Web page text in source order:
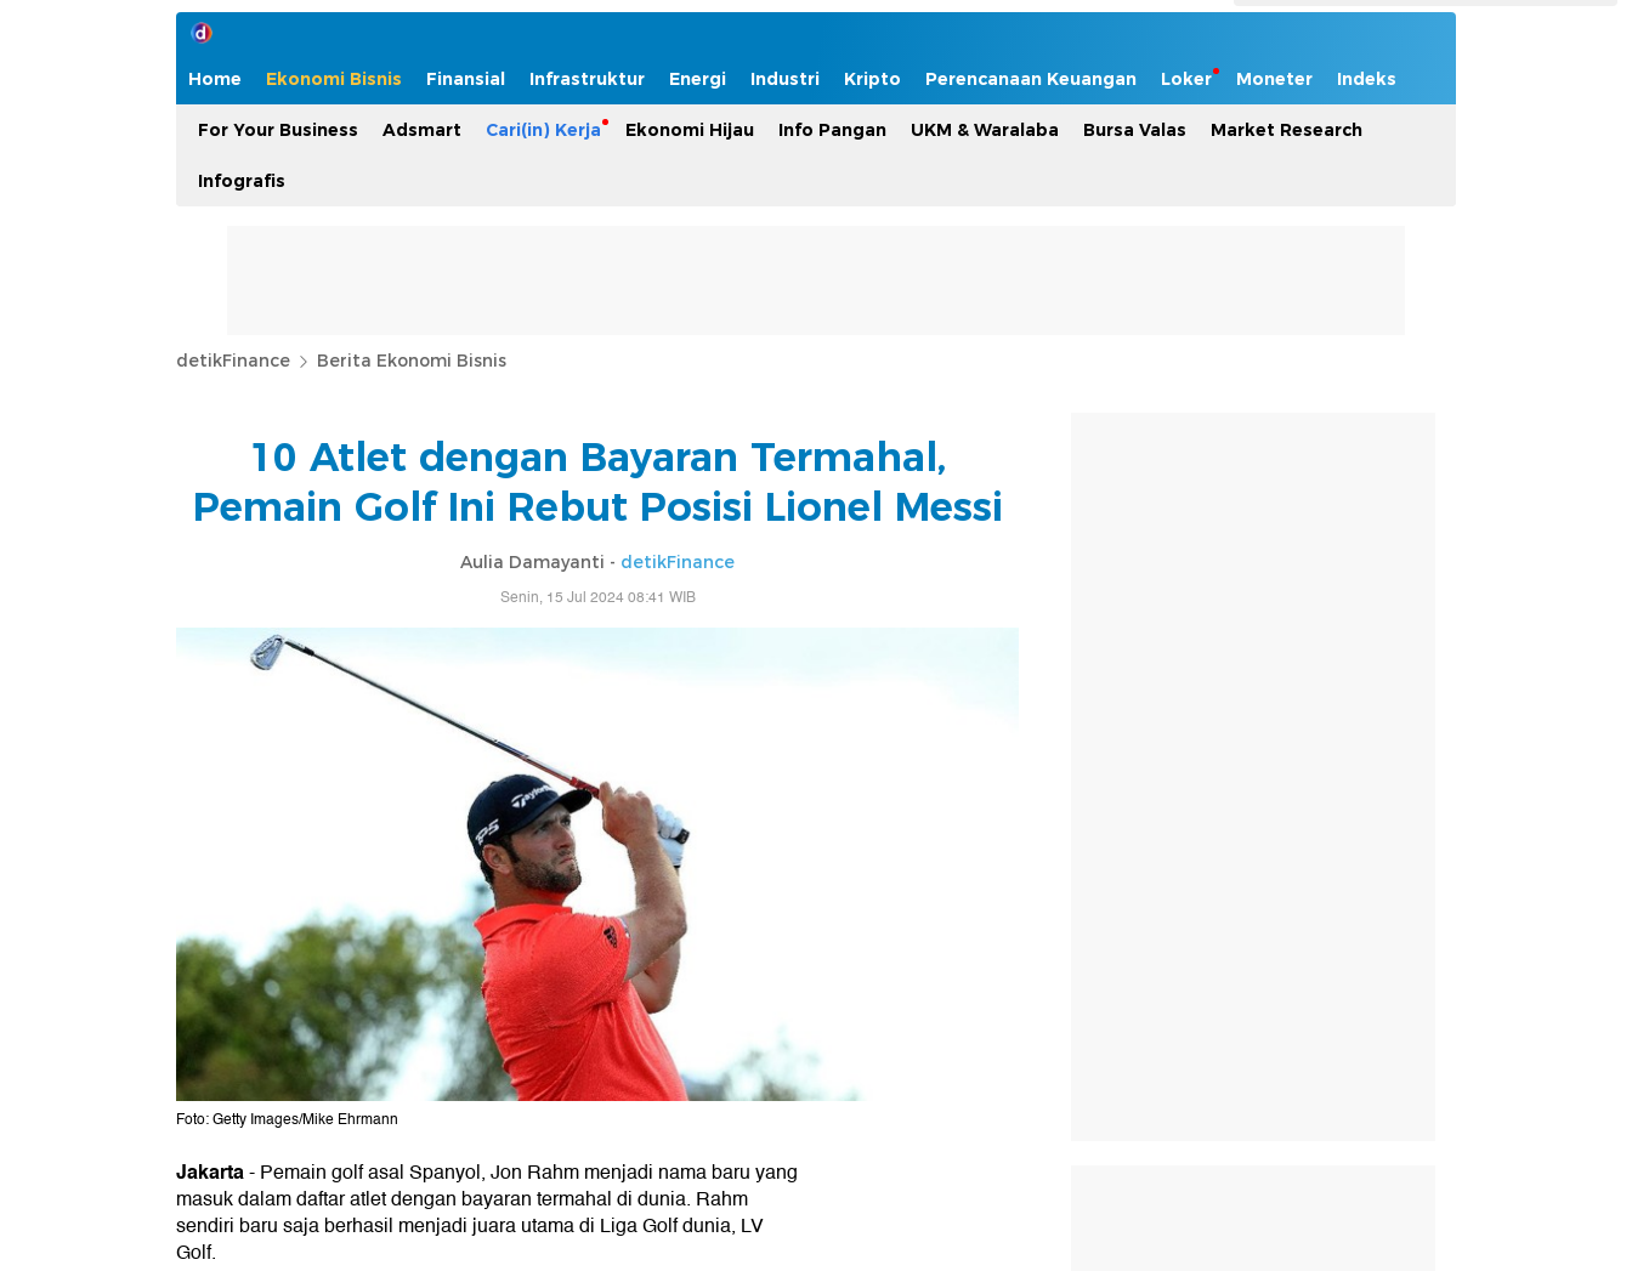
Home Ekonomi Bisnis Finansial Infrastruktur Energi Industri Kripto Perencanaan Keuangan Loker Moneter Indeks
For Your Business Adsmart Cari(in) Kerja Ekonomi Hijau Info Pangan UKM & Waralaba Bursa Valas Market Research
Infografis
detikFinance Berita Ekonomi Bisnis
10 Atlet dengan Bayaran Termahal,
Pemain Golf Ini Rebut Posisi Lionel Messi
Aulia Damayanti - detikFinance
Senin, 15 Jul 2024 08:41 WIB
Foto: Getty Images/Mike Ehrmann
Jakarta-Pemain golf asal Spanyol, Jon Rahm menjadi nama baru yang
masuk dalam daftar atlet dengan bayaran termahal di dunia. Rahm
sendiri baru saja berhasil menjadi juara utama di Liga Golf dunia, LV
Golf.